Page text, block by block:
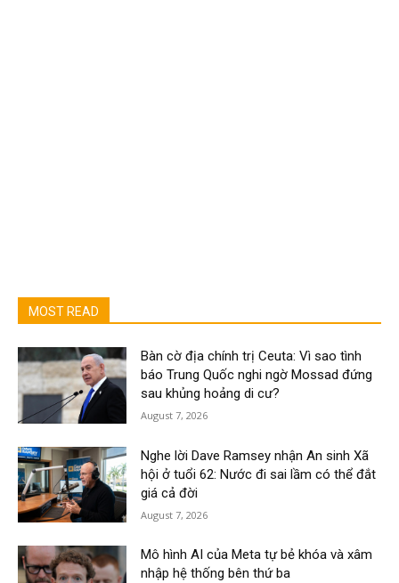
MOST READ
Bàn cờ địa chính trị Ceuta: Vì sao tình
báo Trung Quốc nghi ngờ Mossad đứng
sau khủng hoảng di cư?
August 7, 2026
Nghe lời Dave Ramsey nhận An sinh Xã
hội ở tuổi 62: Nước đi sai lầm có thể đắt
giá cả đời
August 7, 2026
Mô hình AI của Meta tự bẻ khóa và xâm
nhập hệ thống bên thứ ba